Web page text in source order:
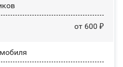
от 600 ₽